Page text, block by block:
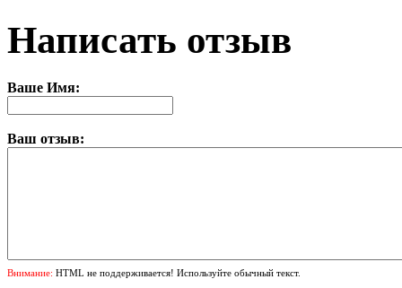
Написать отзыв
Ваше Имя:
Ваш отзыв:
Внимание: HTML не поддерживается! Используйте обычный текст.